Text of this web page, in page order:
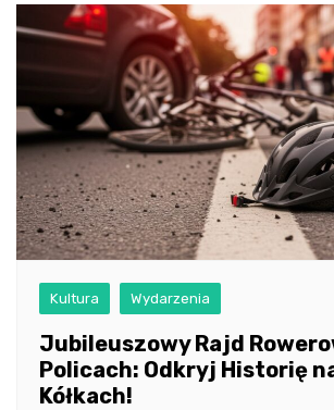
Kultura Wydarzenia
Jubileuszowy Rajd
Policach: Odkryj Historię
Kółkach!